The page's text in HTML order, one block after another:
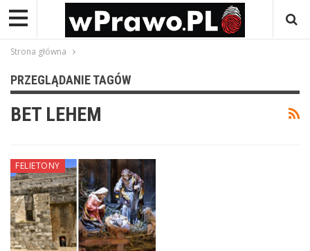
Strona główna
PRZEGLĄDANIE TAGÓW
BET LEHEM
FELIETONY